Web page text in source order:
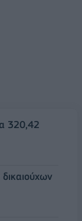
320,42